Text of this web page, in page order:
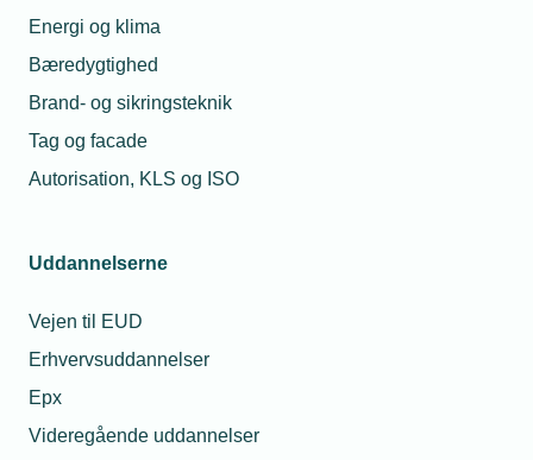
Energi og klima
Bæredygtighed
Brand- og sikringsteknik
Tag og facade
Autorisation, KLS og ISO
Uddannelserne
Vejen til EUD
Erhvervsuddannelser
Epx
Videregående uddannelser
akademi- og diplomuddannelser
VEU-omstillingsfonden giver mulighed for at
og videreuddannelse. Medarbejdere kan få op til
10.000 kr. pr. år i tilskud til akademi- og
diplomuddannelser.
Læs mere
virksomhedens arbejde med den grønne
Gør din virksomhed klar til den grønne omstilling
med nye kurser inden for el-, vvs- og
kursuskataloger, der kan understøtte din
Læs mere